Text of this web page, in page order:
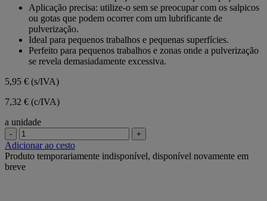
Aplicação precisa: utilize-o sem se preocupar com os salpicos
ou gotas que podem ocorrer com um lubrificante de
pulverização.
Ideal para pequenos trabalhos e pequenas superfícies.
Perfeito para pequenos trabalhos e zonas onde a pulverização
se revela demasiadamente excessiva.
5,95 € (s/IVA)
7,32 € (c/IVA)
a unidade
- +
Adicionar ao cesto
Produto temporariamente indisponível, disponível novamente em
breve